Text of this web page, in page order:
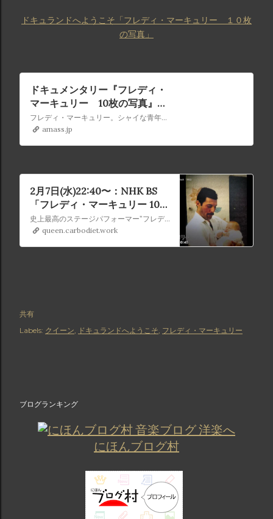
ドキュランドへようこそ「フレディ・マーキュリー １０枚
の写真」
ドキュメンタリー『フレディ・
マーキュリー 10枚の写真』地
上波放送決定 Eテレで3月15日
- amass
フレディ・マーキュリー。シャイな青年がコンプレックスと向き合いながらスターダムへ駆け上った生涯を10枚の写真と証言でたどる。英国発のドキュメンタリー『フレディ・マーキュリー 10枚の写真』が地上波放送決定。NHK Eテレで3月15日放送
amass.jp
2月7日(水)22:40〜：NHK BS
「フレディ・マーキュリー 10枚
の写真」
史上最高のステージパフォーマー”フレディ・マーキュリー。シャイな青年が、コンプレックスと向き合いながらスターダムへ駆け上った生涯を１０枚の写真と証言でたどる。
queen.carbodiet.work
共有
Labels: クイーン ドキュランドへようこそ フレディ・マーキュリー
ブログランキング
にほんブログ村